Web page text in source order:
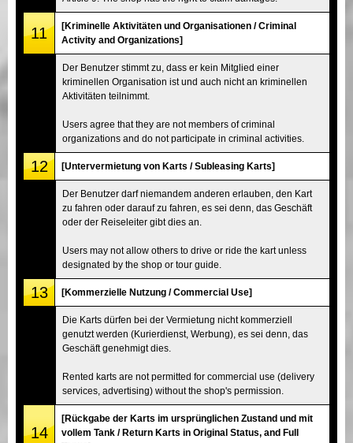
11
[Kriminelle Aktivitäten und Organisationen / Criminal
Activity and Organizations]
Der Benutzer stimmt zu, dass er kein Mitglied einer
kriminellen Organisation ist und auch nicht an kriminellen
Aktivitäten teilnimmt.
Users agree that they are not members of criminal
organizations and do not participate in criminal activities.
12 [Untervermietung von Karts / Subleasing Karts]
Der Benutzer darf niemandem anderen erlauben, den Kart
zu fahren oder darauf zu fahren, es sei denn, das Geschäft
oder der Reiseleiter gibt dies an.
Users may not allow others to drive or ride the kart unless
designated by the shop or tour guide.
13 [Kommerzielle Nutzung / Commercial Use]
Die Karts dürfen bei der Vermietung nicht kommerziell
genutzt werden (Kurierdienst, Werbung), es sei denn, das
Geschäft genehmigt dies.
Rented karts are not permitted for commercial use (delivery
services, advertising) without the shop's permission.
14
[Rückgabe der Karts im ursprünglichen Zustand und mit
vollem Tank / Return Karts in Original Status, and Full